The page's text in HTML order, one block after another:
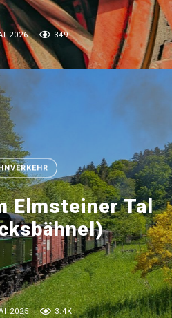
2026 349
Elmsteiner Tal
2025 3.4K